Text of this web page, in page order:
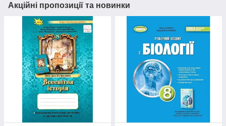
Акційні пропозиції та новинки